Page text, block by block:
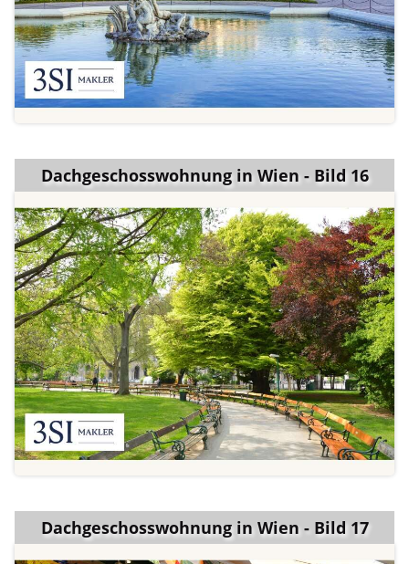
Dachgeschosswohnung in Wien - Bild 16
Dachgeschosswohnung in Wien - Bild 17